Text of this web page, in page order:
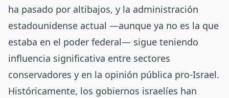
ha pasado por altibajos, y la administración
estadounidense actual —aunque ya no es la que
estaba en el poder federal— sigue teniendo
influencia significativa entre sectores
conservadores y en la opinión pública pro-Israel.
Históricamente, los gobiernos israelíes han